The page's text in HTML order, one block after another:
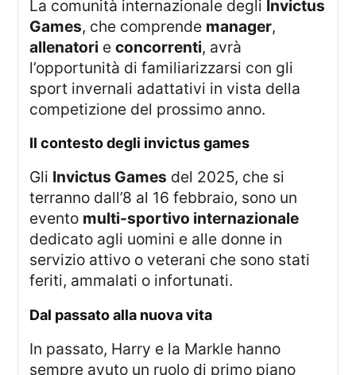
La comunità internazionale degli Invictus
Games, che comprende manager,
allenatori econcorrenti, avrà
l’opportunità di familiarizzarsi con gli
sport invernali adattativi in vista della
competizione del prossimo anno.
il contesto degli invictus games
Gli Invictus Games del 2025, che si
terranno dall’8 al 16 febbraio, sono un
evento multi-sportivo internazionale
dedicato agli uomini e alle donne in
servizio attivo o veterani che sono stati
feriti, ammalati o infortunati.
dal passato alla nuova vita
In passato, Harry e la Markle hanno
sempre avuto un ruolo di primo piano